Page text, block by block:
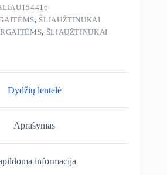
, ŠLIAUŽTINUKAI
, ŠLIAUŽTINUKAI
Dydžių lentelė
Aprašymas
informacija